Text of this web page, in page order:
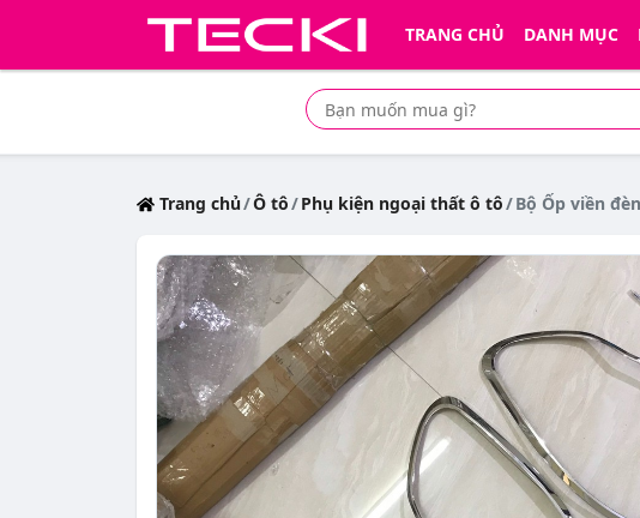
TRANG CHỦ DANH MỤC
Tìm mua sản phẩm giá rẻ nhất
Trang chủ Ô tô Phụ kiện ngoại thất ô tô Bộ Ốp viền